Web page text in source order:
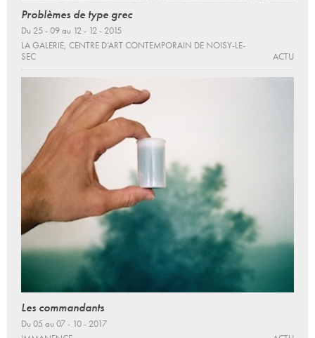
Problèmes de type grec
Du 25 - 09 au 12 - 12 - 2015
LA GALERIE, CENTRE D’ART CONTEMPORAIN DE NOISY-LE-
SEC
ACTU
Les commandants
Du 05 au 07 - 10 - 2017